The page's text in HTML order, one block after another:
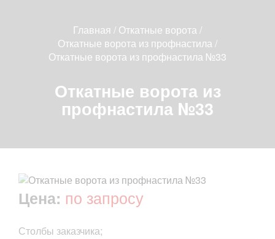
Главная / Откатные ворота /
Откатные ворота из профнастила /
Откатные ворота из профнастила №33
Откатные ворота из
профнастила №33
Цена: по запросу
Столбы заказчика;